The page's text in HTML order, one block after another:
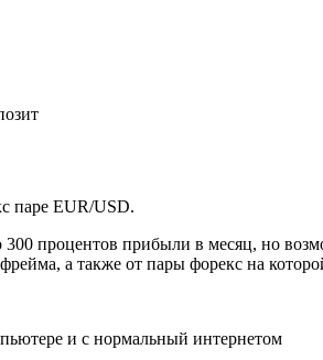
паре EUR/USD.
процентов прибыли в месяц, но
а также от пары форекс на
и с нормальный интернетом